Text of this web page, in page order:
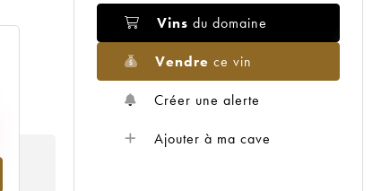
Vins du domaine
Vendre ce vin
Créer une alerte
Ajouter à ma cave